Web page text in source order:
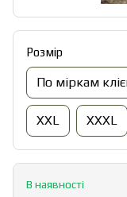
Розмір
По міркам
XXL XXXL
В наявності